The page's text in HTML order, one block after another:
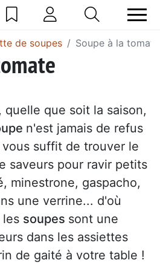
de soupes Soupe à la tomate
que soit la saison,
n'est jamais de refus
suffit de trouver le
saveurs pour ravir petits
minestrone, gaspacho,
une verrine... d'où
les soupes sont une
dans les assiettes
de gaité à votre table !